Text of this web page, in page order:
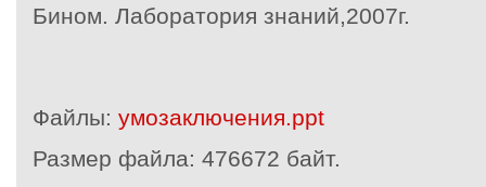
Бином. Лаборатория знаний,2007г.
Файлы: умозаключения.ppt
Размер файла: 476672 байт.